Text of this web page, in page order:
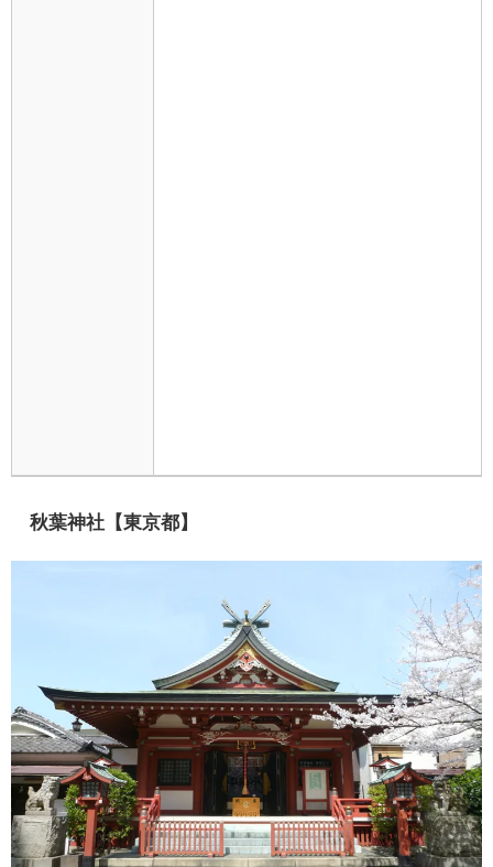
秋葉神社【東京都】